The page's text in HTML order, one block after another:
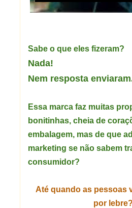
Sabe o que eles fizeram?
Nada!
Nem resposta
Essa marca faz muitas
bonitinhas, cheia de
embalagem, mas de que
marketing se não sabem
consumidor?
Até quando as pessoas
por lebre?